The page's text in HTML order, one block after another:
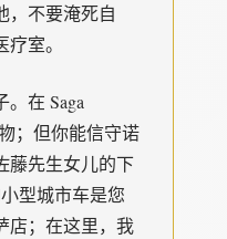
，不要淹死自
室。
在 Saga
；但你能信守诺
藤先生女儿的下
型城市车是您
店；在这里，我